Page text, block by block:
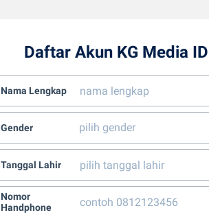
Daftar Akun KG Media ID
Nama Lengkap
Gender
Tanggal Lahir
Nomor
Handphone